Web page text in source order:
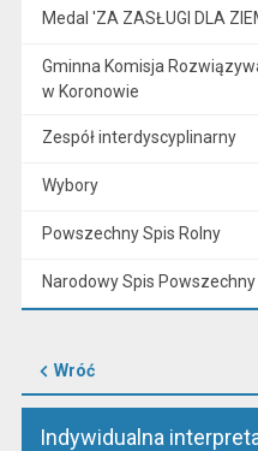
Medal 'ZA ZASŁUGI DLA
Gminna Komisja
w Koronowie
Zespół interdyscyplinarny
Wybory
Powszechny Spis Rolny
Narodowy Spis
Wróć
Indywidualna